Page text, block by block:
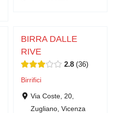
BIRRA DALLE
RIVE
2.8 36
Birrifici
Via Coste, 20,
Zugliano, Vicenza